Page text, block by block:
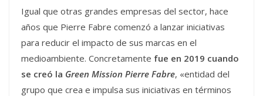
Igual que otras grandes empresas del sector, hace
años que Pierre Fabre comenzó a lanzar iniciativas
para reducir el impacto de sus marcas en el
medioambiente. Concretamente fue en 2019 cuando
se creó la Green Mission Pierre Fabre, «entidad del
grupo que crea e impulsa sus iniciativas en términos